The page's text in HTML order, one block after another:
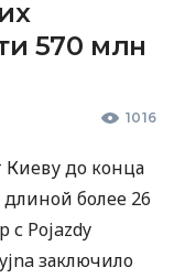
570 млн
1016
Киеву до конца
длиной более 26
с Pojazdy
заключило